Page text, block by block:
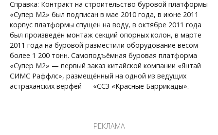
Справка: Контракт на строительство буровой платформы
«Супер М2» был подписан в мае 2010 года, в июне 2011
корпус платформы спущен на воду, в октябре 2011 года
был произведён монтаж секций опорных колон, в марте
2011 года на буровой разместили оборудование весом
более 1 200 тонн. Самоподъёмная буровая платформа
«Супер М2» — первый заказ китайской компании «Янтай
СИМС Раффлс», размещённый на одной из ведущих
астраханских верфей — «ССЗ «Красные Баррикады».
РЕКЛАМА